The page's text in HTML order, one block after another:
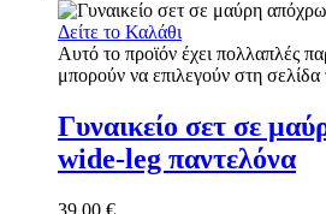
Δείτε το Καλάθι
Αυτό το προϊόν έχει πολλαπλές
μπορούν να επιλεγούν στη σελίδα
Γυναικείο σετ σε
wide-leg παντελόνα
39,00 €